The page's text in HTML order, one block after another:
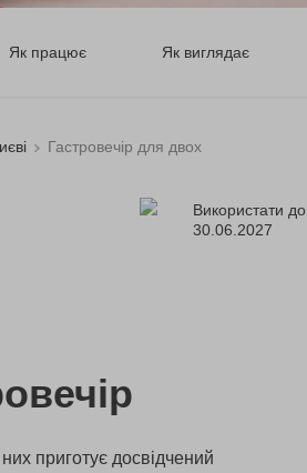
Як працює Як виглядає
Гастровечір для двох
Використати до
30.06.2027
приготує досвідчений